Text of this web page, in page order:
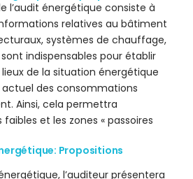
l’audit énergétique consiste à
relatives au bâtiment
systèmes de chauffage,
indispensables pour établir
de la situation énergétique
des consommations
Ainsi, cela permettra
et les zones « passoires
Propositions
l’auditeur présentera